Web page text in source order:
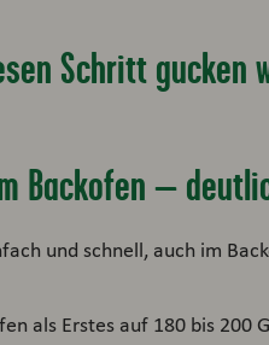
Schritt gucken
Backofen –
und schnell, auch im
als Erstes auf 180 bis 200